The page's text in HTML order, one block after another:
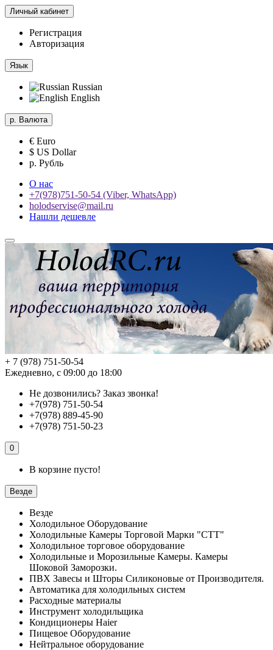
Личный кабинет
Регистрация
Авторизация
Язык
Russian
English
р. Валюта
€ Euro
$ US Dollar
р. Рубль
О нас
+7(978)751-50-54 (Viber, WhatsApp)
holodservise@mail.ru
Нашли дешевле
+ 7 (978) 751-50-54
Ежедневно, с 09:00 до 18:00
Не дозвонились? Заказ звонка!
+7(978) 751-50-54
+7(978) 889-45-90
+7(978) 751-50-23
0
В корзине пусто!
Везде
Везде
Холодильное Оборудование
Холодильные Камеры Торговой Марки "СТТ"
Холодильное торговое оборудование
Холодильные и Морозильные Камеры. Камеры
Шоковой Заморозки.
ПВХ Завесы и Шторы Силиконовые от Производителя.
Автоматика для холодильных систем
Расходные материалы
Инструмент холодильщика
Кондиционеры Haier
Пищевое Оборудование
Нейтральное оборудование